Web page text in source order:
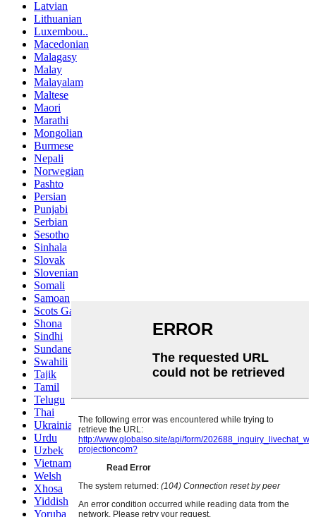
Latvian
Lithuanian
Luxembou..
Macedonian
Malagasy
Malay
Malayalam
Maltese
Maori
Marathi
Mongolian
Burmese
Nepali
Norwegian
Pashto
Persian
Punjabi
Serbian
Sesotho
Sinhala
Slovak
Slovenian
Somali
Samoan
Scots Gaelic
Shona
Sindhi
Sundanese
Swahili
Tajik
Tamil
Telugu
Thai
Ukrainian
Urdu
Uzbek
Vietnamese
Welsh
Xhosa
Yiddish
Yoruba